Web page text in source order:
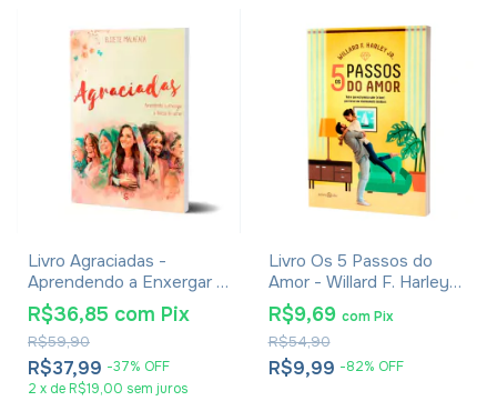
Livro Agraciadas -
Aprendendo a Enxergar a
Beleza do Servir - Elizete
Malafaia
R$37,99 -37% OFF
R$59,90
R$36,85 com Pix
2 x de R$19,00 sem juros
Livro Os 5 Passos do
Amor - Willard F. Harley
Jr.
R$9,99 -82% OFF
R$54,90
R$9,69 com Pix